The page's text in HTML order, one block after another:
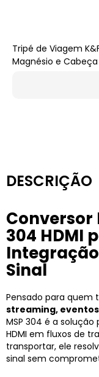
Tripé de Viagem
Magnésio e Cabeça
DESCRIÇÃO
Conversor
304 HDMI
Sinal
Pensado para quem
streaming,
MSP 304 é a
HDMI em fluxos de
transportar, ele
sinal sem